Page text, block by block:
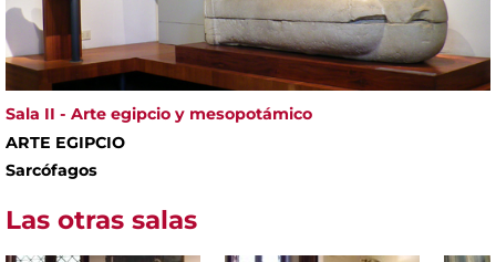
Sala II - Arte egipcio y mesopotámico
ARTE EGIPCIO
Sarcófagos
Las otras salas